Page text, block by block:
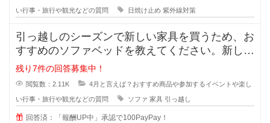
い行事・旅行や観光などの質問 日焼け止め 紫外線対策
引っ越しのシーズンで新しい家具を買うため、お
すすめのソファベッドを教えてください。新しく
住む場所が2Kなので、ベッドとソ
残り7件の回答募集中！
閲覧数：2.11K 4月と言えば？おすすめ商品や参加するイベントや楽し
い行事・旅行や観光などの質問 ソファ 家具 引っ越し
回答済：「報酬UP中」承認で100PayPay！